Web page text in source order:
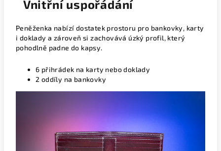
Vnitřní uspořádání
Peněženka nabízí dostatek prostoru pro bankovky, karty
i doklady a zároveň si zachovává úzký profil, který
pohodlně padne do kapsy.
6 přihrádek na karty nebo doklady
2 oddíly na bankovky